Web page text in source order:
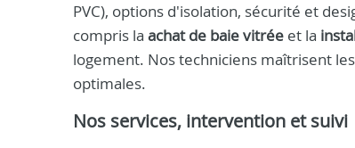
PVC), options d'isolation, sécurité et
compris la achat de baie vitrée et la
logement. Nos techniciens maîtrisent
optimales.
Nos services, intervention et suivi